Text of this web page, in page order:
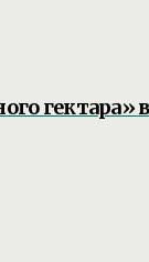
гектара»